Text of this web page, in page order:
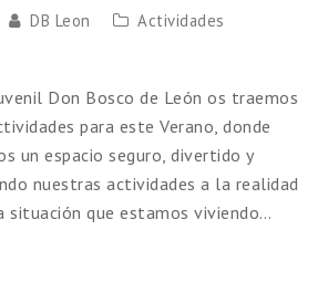
DB Leon
Actividades
Don Bosco de León os traemos
para este Verano, donde
un espacio seguro, divertido y
nuestras actividades a la realidad
situación que estamos viviendo…